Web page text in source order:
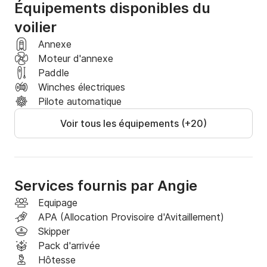
Équipements disponibles du
voilier
Annexe
Moteur d'annexe
Paddle
Winches électriques
Pilote automatique
Voir tous les équipements (+20)
Services fournis par Angie
Equipage
APA (Allocation Provisoire d'Avitaillement)
Skipper
Pack d'arrivée
Hôtesse